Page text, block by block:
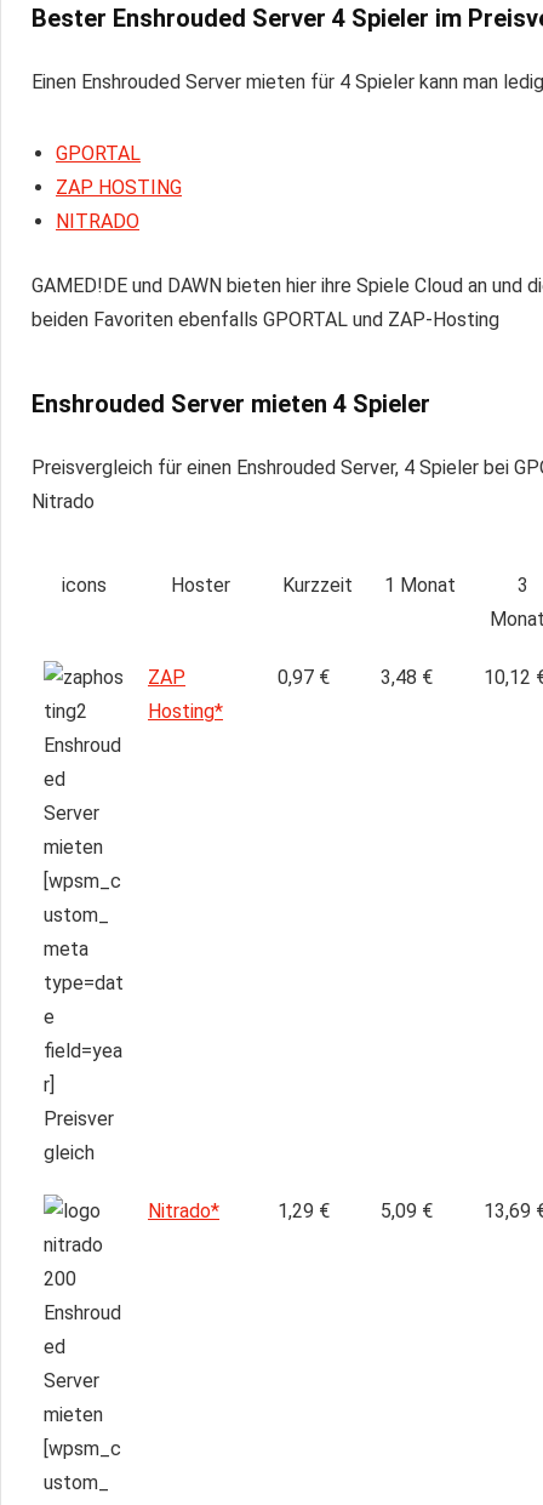
Bester Enshrouded Server 4 Spieler im
Einen Enshrouded Server mieten für 4 Spieler kann man
GPORTAL
ZAP HOSTING
NITRADO
GAMED!DE und DAWN bieten hier ihre Spiele Cloud an und
beiden Favoriten ebenfalls GPORTAL und ZAP-Hosting
Enshrouded Server mieten 4 Spieler
Preisvergleich für einen Enshrouded Server, 4 Spieler bei
Nitrado
icons Hoster Kurzzeit 1 Monat
3
ZAP
Hosting*
0,97 € 3,48 € 10,12
Nitrado* 1,29 € 5,09 € 13,69